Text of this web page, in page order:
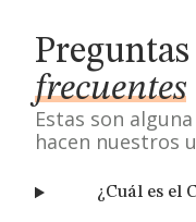
Preguntas
frecuentes
Estas son
hacen nuestros
¿Cuál es el